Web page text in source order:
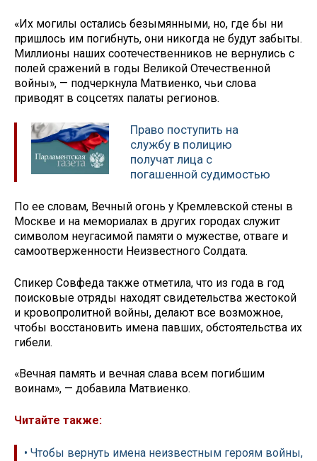
«Их могилы остались безымянными, но, где бы ни
пришлось им погибнуть, они никогда не будут забыты.
Миллионы наших соотечественников не вернулись с
полей сражений в годы Великой Отечественной
войны», — подчеркнула Матвиенко, чьи слова
приводят в соцсетях палаты регионов.
Право поступить на
службу в полицию
получат лица с
погашенной судимостью
По ее словам, Вечный огонь у Кремлевской стены в
Москве и на мемориалах в других городах служит
символом неугасимой памяти о мужестве, отваге и
самоотверженности Неизвестного Солдата.
Спикер Совфеда также отметила, что из года в год
поисковые отряды находят свидетельства жестокой
и кровопролитной войны, делают все возможное,
чтобы восстановить имена павших, обстоятельства их
гибели.
«Вечная память и вечная слава всем погибшим
воинам», — добавила Матвиенко.
Читайте также:
• Чтобы вернуть имена неизвестным героям войны,